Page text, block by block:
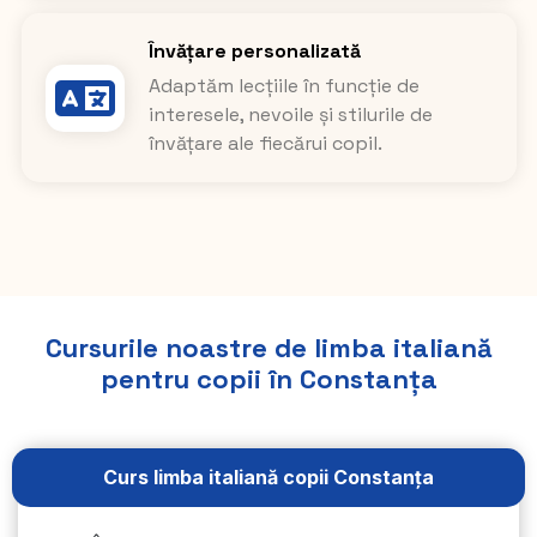
Învățare personalizată
Adaptăm lecțiile în funcție de
interesele, nevoile și stilurile de
învățare ale fiecărui copil.
Cursurile noastre de limba italiană
pentru copii în Constanța
Curs limba italiană copii Constanța